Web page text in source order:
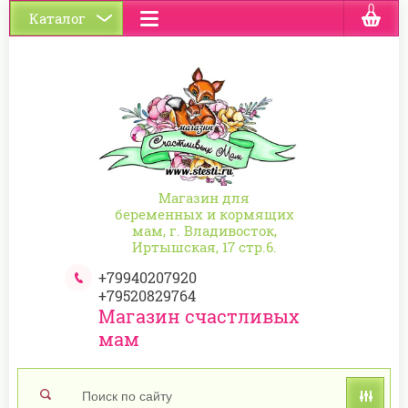
Магазин для
беременных и кормящих
мам, г. Владивосток,
Иртышская, 17 стр.6.
+79940207920
+79520829764
Магазин счастливых
мам
0
Каталог